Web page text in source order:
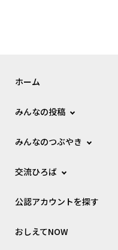
ホーム
みんなの投稿
みんなのつぶやき
交流ひろば
公認アカウントを探す
おしえてNOW